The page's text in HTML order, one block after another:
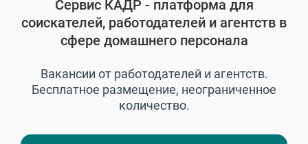
Сервис КАДР - платформа для
соискателей, работодателей и агентств в
сфере домашнего персонала
Вакансии от работодателей и агентств.
Бесплатное размещение, неограниченное
количество.